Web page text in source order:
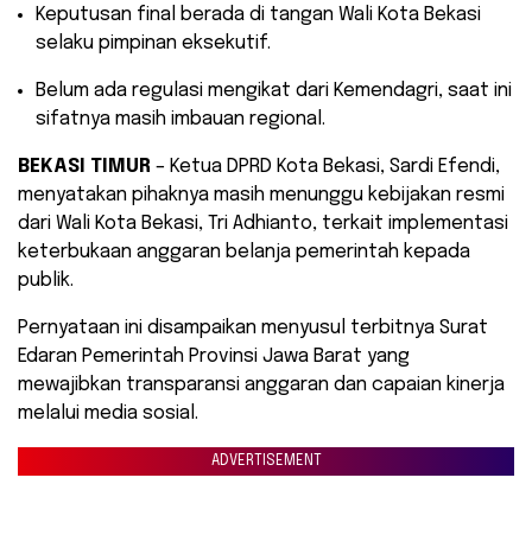
​Keputusan final berada di tangan Wali Kota Bekasi
selaku pimpinan eksekutif.
​Belum ada regulasi mengikat dari Kemendagri, saat ini
sifatnya masih imbauan regional.
BEKASI TIMUR – Ketua DPRD Kota Bekasi, Sardi Efendi,
menyatakan pihaknya masih menunggu kebijakan resmi
dari Wali Kota Bekasi, Tri Adhianto, terkait implementasi
keterbukaan anggaran belanja pemerintah kepada
publik.
Pernyataan ini disampaikan menyusul terbitnya Surat
Edaran Pemerintah Provinsi Jawa Barat yang
mewajibkan transparansi anggaran dan capaian kinerja
melalui media sosial.
ADVERTISEMENT